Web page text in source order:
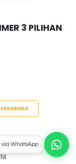
3 PILIHAN
SEKARANG
via WhatsApp